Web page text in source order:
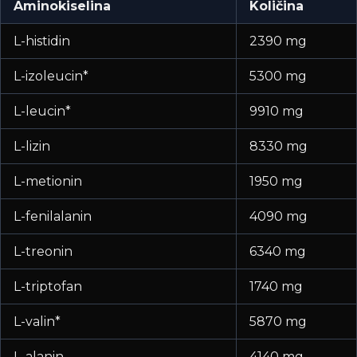
Aminokiselina Količina
L-histidin 2390 mg
L-izoleucin* 5300 mg
L-leucin* 9910 mg
L-lizin 8330 mg
L-metionin 1950 mg
L-fenilalanin 4090 mg
L-treonin 6340 mg
L-triptofan 1740 mg
L-valin* 5870 mg